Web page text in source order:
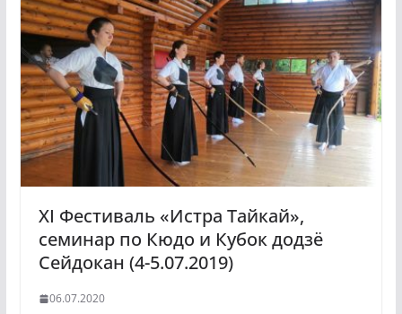
XI Фестиваль «Истра Тайкай»,
семинар по Кюдо и Кубок додзё
Сейдокан (4-5.07.2019)
06.07.2020